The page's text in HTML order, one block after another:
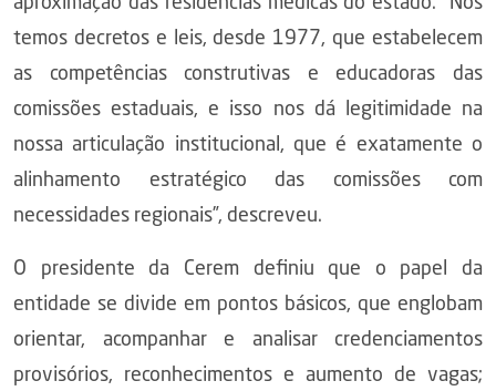
temos decretos e leis, desde 1977, que estabelecem
as competências construtivas e educadoras das
comissões estaduais, e isso nos dá legitimidade na
nossa articulação institucional, que é exatamente o
alinhamento estratégico das comissões com
necessidades regionais”, descreveu.
O presidente da Cerem definiu que o papel da
entidade se divide em pontos básicos, que englobam
orientar, acompanhar e analisar credenciamentos
provisórios, reconhecimentos e aumento de vagas;